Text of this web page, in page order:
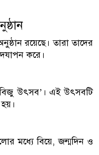
রয়েছে। তারা তাদের
করে।
উৎসব’। এই উৎসবটি
মধ্যে বিয়ে, জন্মদিন ও